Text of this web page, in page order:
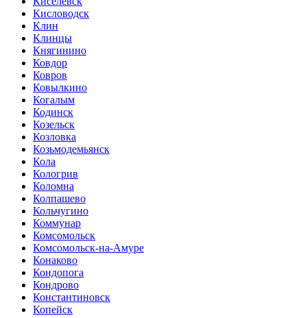
Кисловодск
Клин
Клинцы
Княгинино
Ковдор
Ковров
Ковылкино
Когалым
Кодинск
Козельск
Козловка
Козьмодемьянск
Кола
Кологрив
Коломна
Колпашево
Кольчугино
Коммунар
Комсомольск
Комсомольск-на-Амуре
Конаково
Кондопога
Кондрово
Константиновск
Копейск